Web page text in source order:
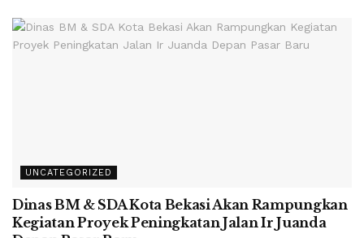
UNCATEGORIZED
Dinas BM & SDA Kota Bekasi Akan Rampungkan
Kegiatan Proyek Peningkatan Jalan Ir Juanda